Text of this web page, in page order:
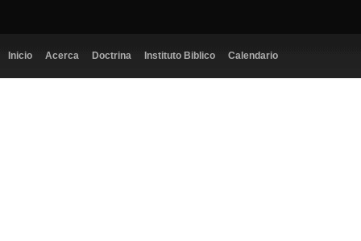
Inicio Acerca Doctrina Instituto Biblico Calendario